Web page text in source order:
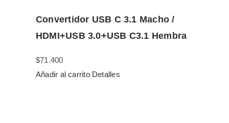
Convertidor USB C 3.1 Macho /
HDMI+USB 3.0+USB C3.1 Hembra
$71.400
Añadir al carrito Detalles